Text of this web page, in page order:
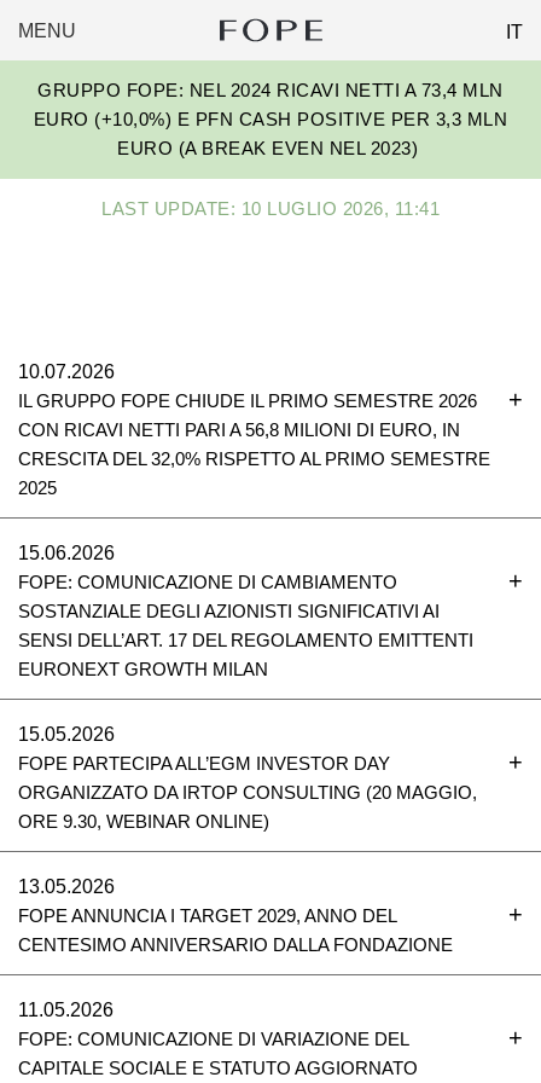
MENU
FOPE
GROUP
IT
GRUPPO FOPE: NEL 2024 RICAVI NETTI A 73,4 MLN
EURO (+10,0%) E PFN CASH POSITIVE PER 3,3 MLN
EURO (A BREAK EVEN NEL 2023)
LAST UPDATE: 10 LUGLIO 2026, 11:41
10.07.2026
IL GRUPPO FOPE CHIUDE IL PRIMO SEMESTRE 2026
CON RICAVI NETTI PARI A 56,8 MILIONI DI EURO, IN
CRESCITA DEL 32,0% RISPETTO AL PRIMO SEMESTRE
2025
15.06.2026
FOPE: COMUNICAZIONE DI CAMBIAMENTO
SOSTANZIALE DEGLI AZIONISTI SIGNIFICATIVI AI
SENSI DELL’ART. 17 DEL REGOLAMENTO EMITTENTI
EURONEXT GROWTH MILAN
15.05.2026
FOPE PARTECIPA ALL’EGM INVESTOR DAY
ORGANIZZATO DA IRTOP CONSULTING (20 MAGGIO,
ORE 9.30, WEBINAR ONLINE)
13.05.2026
FOPE ANNUNCIA I TARGET 2029, ANNO DEL
CENTESIMO ANNIVERSARIO DALLA FONDAZIONE
11.05.2026
FOPE: COMUNICAZIONE DI VARIAZIONE DEL
CAPITALE SOCIALE E STATUTO AGGIORNATO